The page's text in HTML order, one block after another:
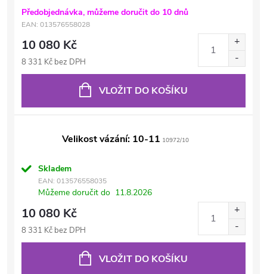
Předobjednávka, můžeme doručit do 10 dnů
EAN: 013576558028
10 080 Kč
8 331 Kč bez DPH
VLOŽIT DO KOŠÍKU
Velikost vázání: 10-11 10972/10
Skladem
EAN: 013576558035
Můžeme doručit do 11.8.2026
10 080 Kč
8 331 Kč bez DPH
VLOŽIT DO KOŠÍKU